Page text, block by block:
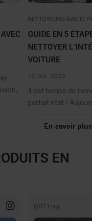
de
de
NETTOYEURS HAUTE
GUIDE EN 5
NETTOYER
VOITURE
12 oct. 2023
Il est temps de
parfait état !
l’intérieur de votre
l’extérieur de
recommandons
En savoir plus
EN
@f11ryg